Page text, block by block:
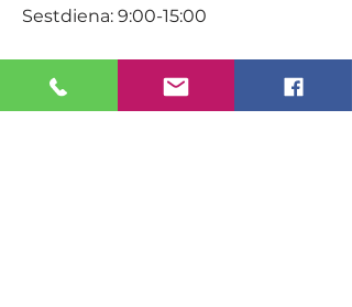
Sestdiena: 9:00-15:00
KONTAKTI